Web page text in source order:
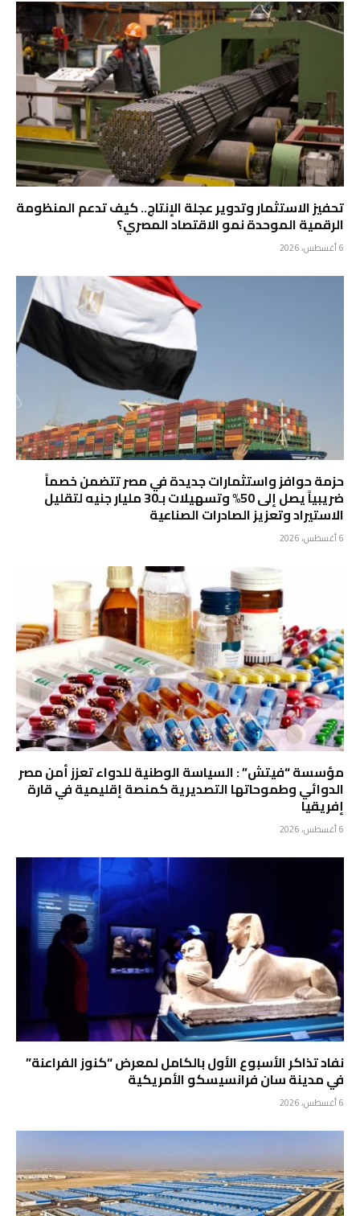
تحفيز الاستثمار وتدوير عجلة الإنتاج.. كيف تدعم المنظومة
الرقمية الموحدة نمو الاقتصاد المصري؟
6 أغسطس، 2026
حزمة حوافز واستثمارات جديدة في مصر تتضمن خصماً
ضريبياً يصل إلى 50% وتسهيلات بـ30 مليار جنيه لتقليل
الاستيراد وتعزيز الصادرات الصناعية
6 أغسطس، 2026
مؤسسة “فيتش” : السياسة الوطنية للدواء تعزز أمن مصر
الدوائي وطموحاتها التصديرية كمنصة إقليمية في قارة
إفريقيا
6 أغسطس، 2026
نفاد تذاكر الأسبوع الأول بالكامل لمعرض “كنوز الفراعنة”
في مدينة سان فرانسيسكو الأمريكية
6 أغسطس، 2026